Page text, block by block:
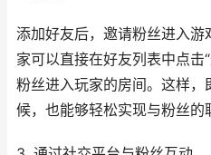
添加好友后，邀请粉丝进入
家可以直接在好友列表中点击
粉丝进入玩家的房间。这样
候，也能够轻松实现与粉丝的